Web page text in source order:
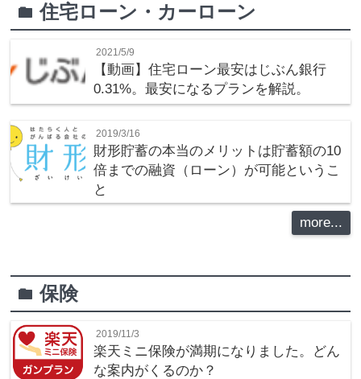
folder住宅ローン・カーローン
2021/5/9
【動画】住宅ローン最安はじぶん銀行
0.31%。最安になるプランを解説。
2019/3/16
財形貯蓄の本当のメリットは貯蓄額の10
倍までの融資（ローン）が可能というこ
と
more...
folder保険
2019/11/3
楽天ミニ保険が満期になりました。どん
な案内がくるのか？